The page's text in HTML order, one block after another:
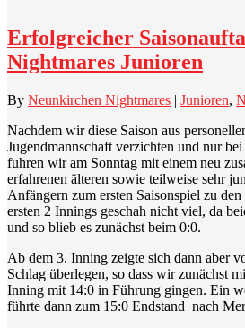
Erfolgreicher
Nightmares Junioren
By Neunkirchen Nightmares | Junioren,
Nachdem wir diese Saison aus
Jugendmannschaft verzichten und nur
fuhren wir am Sonntag mit einem neu
erfahrenen älteren sowie teilweise sehr
Anfängern zum ersten Saisonspiel zu
ersten 2 Innings geschah nicht viel, da
und so blieb es zunächst beim 0:0.
Ab dem 3. Inning zeigte sich dann aber
Schlag überlegen, so dass wir zunächst
Inning mit 14:0 in Führung gingen. Ein
führte dann zum 15:0 Endstand nach